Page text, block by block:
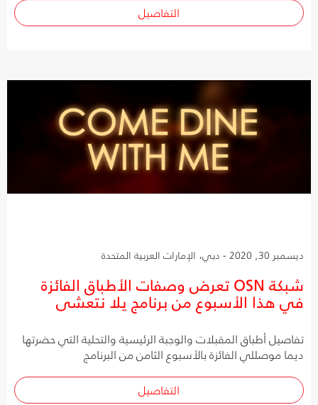
التفاصيل
ديسمبر 30, 2020 - دبي، الإمارات العربية المتحدة
شبكة OSN تعرض وصفات الأطباق الفائزة
في هذا الأسبوع من برنامج يلا نتعشى
تفاصيل أطباق المقبلات والوجبة الرئيسية والتحلية التي حضرتها
ديما موصللي الفائزة بالأسبوع الثامن من البرنامج
التفاصيل